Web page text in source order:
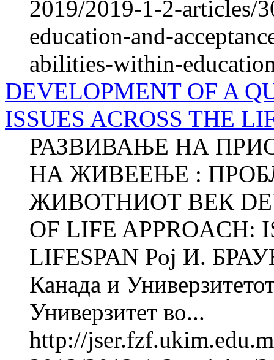
2019/2019-1-2-articles/
education-and-
abilities-within-
DEVELOPMENT OF A
ISSUES ACROSS THE
РАЗВИВАЊЕ НА
НА ЖИВЕЕЊЕ :
ЖИВОТНИОТ ВЕК
OF LIFE APPROACH:
LIFESPAN Рој И.
Канада и
Универзитет во...
http://